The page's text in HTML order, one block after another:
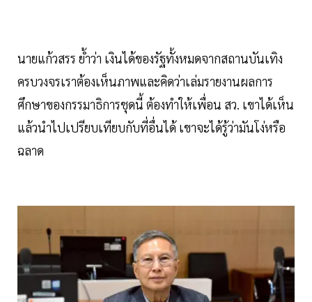
นายแก้วสรร ย้ำว่า เงินได้ของรัฐทั้งหมดจากสถานบันเทิง
ครบวงจรเราต้องเห็นภาพและคิดว่าเล่มรายงานผลการ
ศึกษาของกรรมาธิการชุดนี้ ต้องทำให้เพื่อน สว. เขาได้เห็น
แล้วนำไปเปรียบเทียบกับที่อื่นได้ เขาจะได้รู้ว่ามันโง่หรือ
ฉลาด